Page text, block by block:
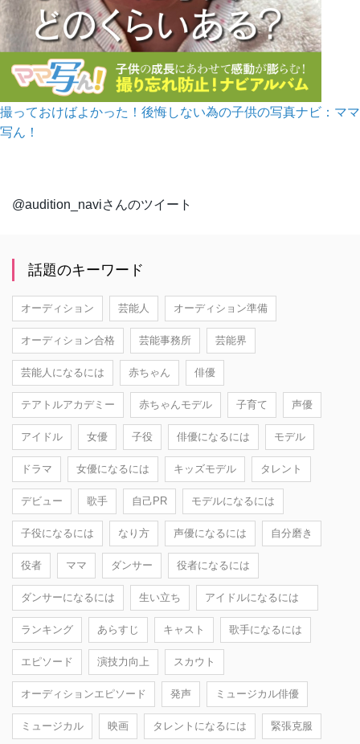
撮っておけばよかった！後悔しない為の子供の写真ナビ：ママ
写ん！
@audition_naviさんのツイート
話題のキーワード
オーディション 芸能人 オーディション準備
オーディション合格 芸能事務所 芸能界
芸能人になるには 赤ちゃん 俳優
テアトルアカデミー 赤ちゃんモデル 子育て 声優
アイドル 女優 子役 俳優になるには モデル
ドラマ 女優になるには キッズモデル タレント
デビュー 歌手 自己PR モデルになるには
子役になるには なり方 声優になるには 自分磨き
役者 ママ ダンサー 役者になるには
ダンサーになるには 生い立ち アイドルになるには
ランキング あらすじ キャスト 歌手になるには
エピソード 演技力向上 スカウト
オーディションエピソード 発声 ミュージカル俳優
ミュージカル 映画 タレントになるには 緊張克服